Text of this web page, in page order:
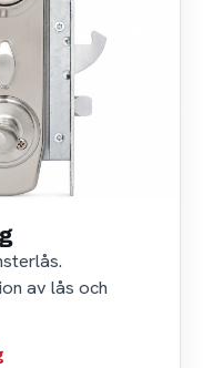
av lås och